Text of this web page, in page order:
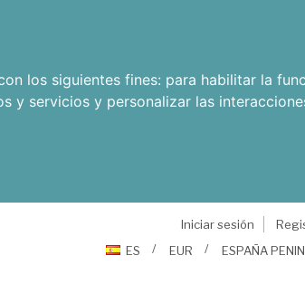
los siguientes fines: para habilitar la
y servicios y personalizar las
Iniciar sesión
ES
EUR ESPAÑA